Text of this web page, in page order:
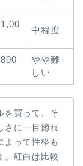
中程度
やや難
しい
を買って、そ
さに一目惚れ
よって性格も
。紅白は比較